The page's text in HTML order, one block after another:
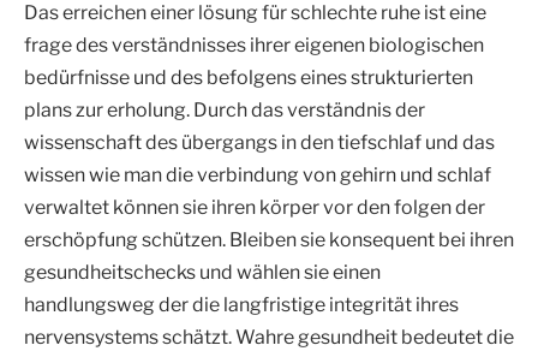
Das erreichen einer lösung für schlechte ruhe ist eine
frage des verständnisses ihrer eigenen biologischen
bedürfnisse und des befolgens eines strukturierten
plans zur erholung. Durch das verständnis der
wissenschaft des übergangs in den tiefschlaf und das
wissen wie man die verbindung von gehirn und schlaf
verwaltet können sie ihren körper vor den folgen der
erschöpfung schützen. Bleiben sie konsequent bei ihren
gesundheitschecks und wählen sie einen
handlungsweg der die langfristige integrität ihres
nervensystems schätzt. Wahre gesundheit bedeutet die